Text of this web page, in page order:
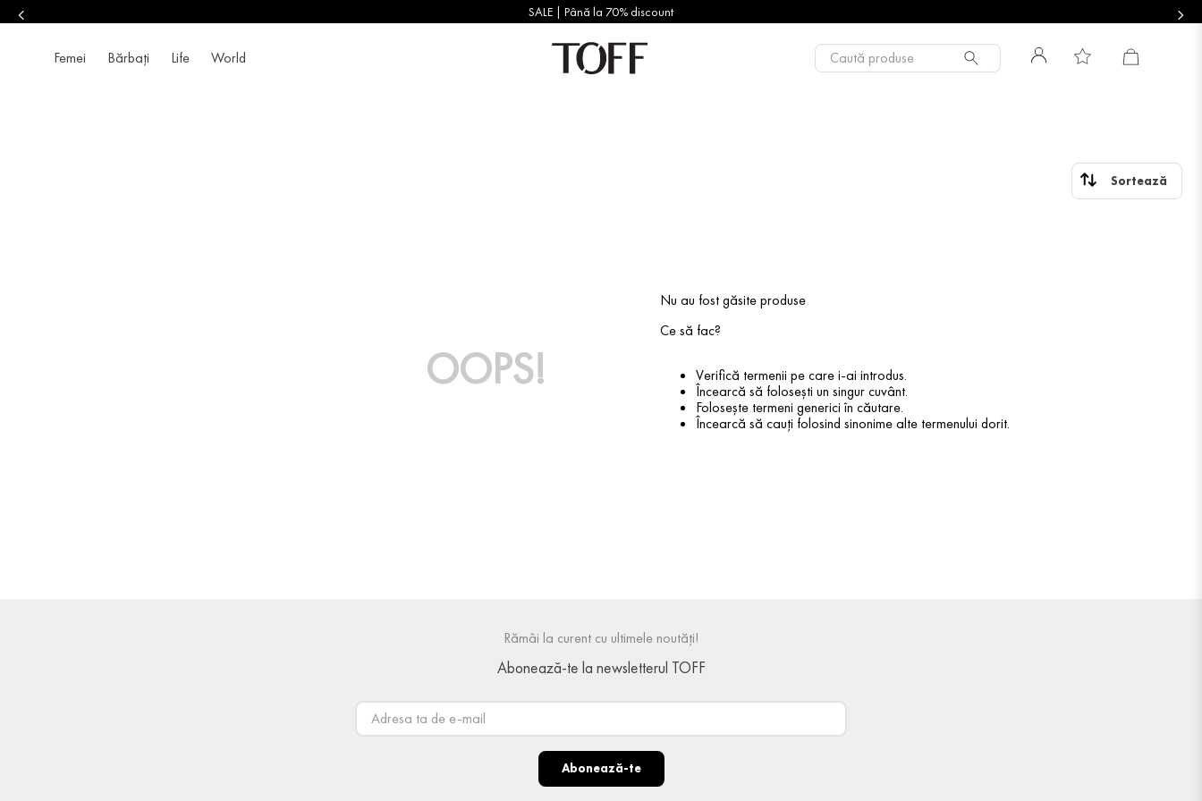
SALE | Până la 70% discount
Femei Bărbați Life World Caută produse
OOPS!
Nu au fost găsite produse
Ce să fac?
Verifică termenii pe care i-ai introdus.
Încearcă să folosești un singur cuvânt.
Folosește termeni generici în căutare.
Încearcă să cauți folosind sinonime alte termenului dorit.
Rămâi la curent cu ultimele noutăți!
Abonează-te la newsletterul TOFF
Abonează-te